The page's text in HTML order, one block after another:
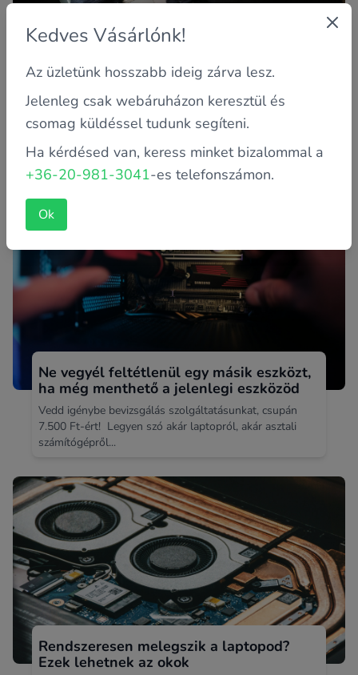
Online biztonság: hogyan védjük meg
számítógépünket és az adatainkat?
Az internet használata ma már mindennapjaink részévé
vált. Sajnos a bűnözök is egyre okosabb,
körmönfontabb ötletekkel...
Ne vegyél feltétlenül egy másik eszközt,
ha még menthető a jelenlegi eszközöd
Vedd igénybe bevizsgálás szolgáltatásunkat, csupán
7.500 Ft-ért! Legyen szó akár laptopról, akár asztali
számítógépről...
Rendszeresen melegszik a laptopod?
Ezek lehetnek az okok
Kedves Vásárlónk!
Az üzletünk hosszabb ideig zárva lesz.
Jelenleg csak webáruházon keresztül és
csomag küldéssel tudunk segíteni.
Ha kérdésed van, keress minket bizalommal a
+36-20-981-3041-es telefonszámon.
Ok